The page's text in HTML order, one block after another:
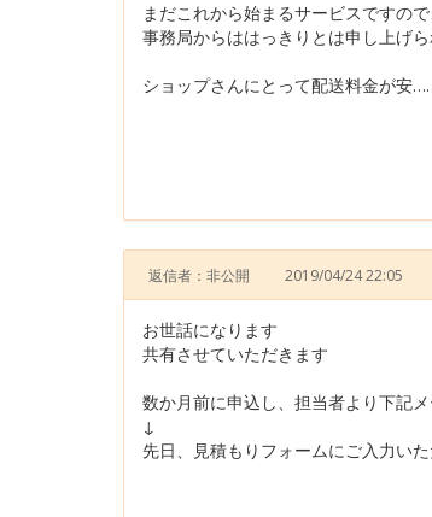
まだこれから始まるサービスですので
事務局からははっきりとは申し上げら
ショップさんにとって配送料金が
返信者：非公開 2019/04/24 22:05
お世話になります
共有させていただきます
数か月前に申込し、担当者より下記メ
↓
先日、見積もりフォームにご入力